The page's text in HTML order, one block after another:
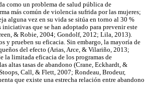
como un problema de salud pública de
más común de violencia sufrida por las mujeres;
alguna vez en su vida se sitúa en torno al 30 %
que se han adoptado para prevenir este
& Robie, 2004; Gondolf, 2012; Lila, 2013).
y prueben su eficacia. Sin embargo, la mayoría de
del efecto (Arias, Arce, & Vilariño, 2013;
la limitada eficacia de los programas de
altas tasas de abandono (Crane, Eckhardt, &
Call, & Flett, 2007; Rondeau, Brodeur,
que existe una estrecha relación entre abandono